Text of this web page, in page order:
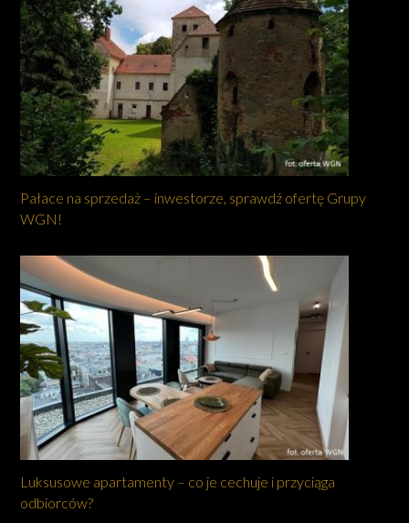
Pałace na sprzedaż – inwestorze, sprawdź ofertę Grupy
WGN!
Luksusowe apartamenty – co je cechuje i przyciąga
odbiorców?